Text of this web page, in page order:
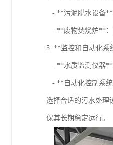
- **污泥脱水设备**
- **废物焚烧炉**：
5. **监控和自动化系
- **水质监测仪器**
- **自动化控制系统
选择合适的污水处理
保其长期稳定运行。